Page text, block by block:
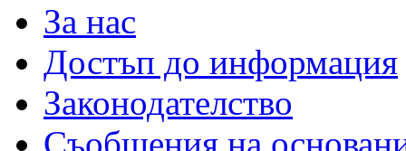
За нас
Достъп до информация
Законодателство
Съобщения на